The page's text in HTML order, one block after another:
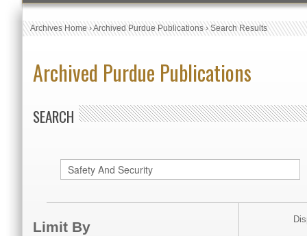
Archives Home›Archived Purdue Publications›Search Results
Archived Purdue Publications
SEARCH
Limit By